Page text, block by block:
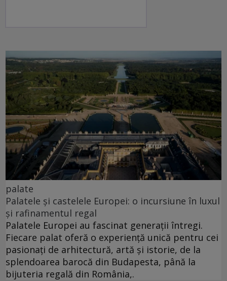
palate
Palatele și castelele Europei: o incursiune în luxul
și rafinamentul regal
Palatele Europei au fascinat generații întregi.
Fiecare palat oferă o experiență unică pentru cei
pasionați de arhitectură, artă și istorie, de la
splendoarea barocă din Budapesta, până la
bijuteria regală din România,.